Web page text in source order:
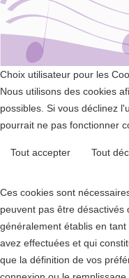
Choix utilisateur pour les
Nous utilisons des cookies
possibles. Si vous déclinez
pourrait ne pas fonctionner
Tout accepter Tout
Ces cookies sont
peuvent pas être désactivés
généralement établis en
avez effectuées et qui
que la définition de vos